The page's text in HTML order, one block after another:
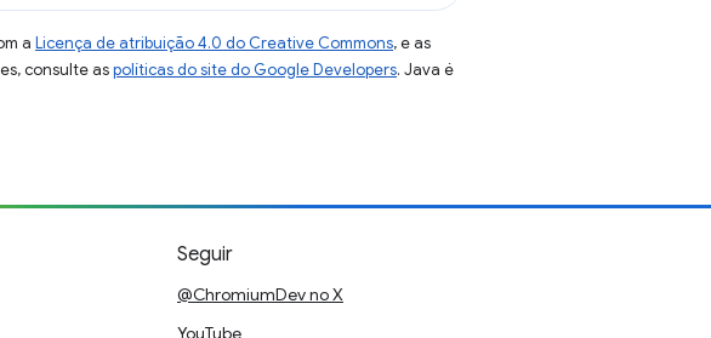
a Licença de atribuição 4.0 do Creative Commons, e as
consulte aspolíticas do site do Google Developers. Java é
Seguir
@ChromiumDev no X
YouTube